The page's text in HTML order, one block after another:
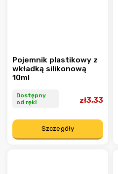
Pojemnik plastikowy z
wkładką silikonową
10ml
Dostępny
od ręki
zł3,33
Szczegóły